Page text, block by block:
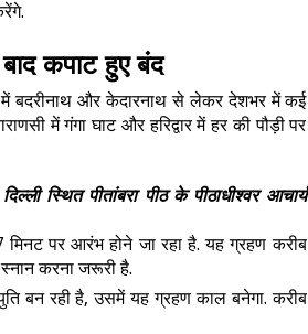
कपाट हुए बंद
बदरीनाथ और केदारनाथ से लेकर देशभर में कई
में गंगा घाट और हरिद्वार में हर की पौड़ी पर
स्थित पीतांबरा पीठ के पीठाधीश्वर आचार्य
पर आरंभ होने जा रहा है. यह ग्रहण करीब
करना जरूरी है.
बन रही है, उसमें यह ग्रहण काल बनेगा. करीब